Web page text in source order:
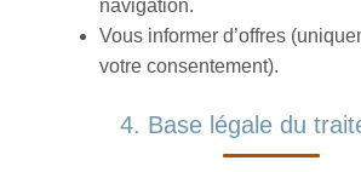
navigation.
Vous informer d’offres
votre consentement).
4. Base légale du